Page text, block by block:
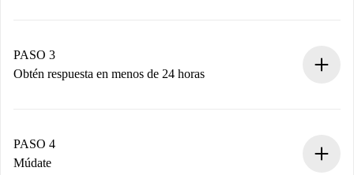
propietario acepte.
PASO 3
Obtén respuesta en menos de 24 horas
contacto con el propietario.
Si es rechazada: No te haremos ningún cargo y te
PASO 4
Múdate